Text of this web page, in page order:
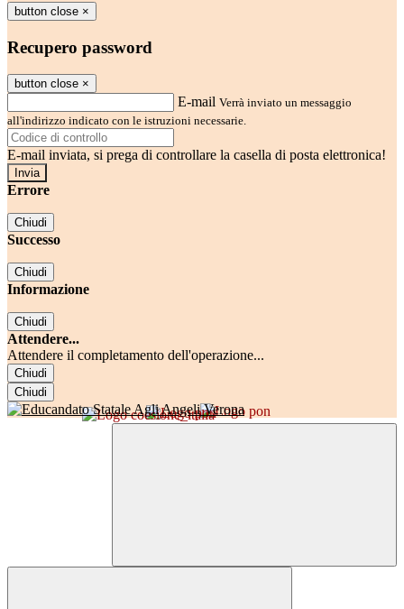
button close ×
Recupero password
button close ×
E-mail Verrà inviato un messaggio
all'indirizzo indicato con le istruzioni necessarie.
E-mail inviata, si prega di controllare la casella di posta elettronica!
Errore
Chiudi
Successo
Chiudi
Informazione
Chiudi
Attendere...
Attendere il completamento dell'operazione...
Chiudi
Chiudi